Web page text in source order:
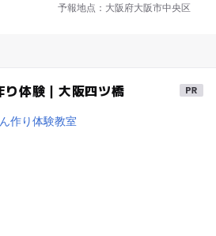
予報地点：大阪府大阪市中央区
体験｜大阪四ツ橋